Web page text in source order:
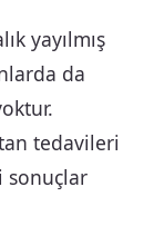
yayılmış
da
tedavileri
sonuçlar